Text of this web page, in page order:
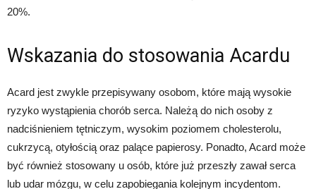
20%.
Wskazania do stosowania Acardu
Acard jest zwykle przepisywany osobom, które mają wysokie
ryzyko wystąpienia chorób serca. Należą do nich osoby z
nadciśnieniem tętniczym, wysokim poziomem cholesterolu,
cukrzycą, otyłością oraz palące papierosy. Ponadto, Acard może
być również stosowany u osób, które już przeszły zawał serca
lub udar mózgu, w celu zapobiegania kolejnym incydentom.